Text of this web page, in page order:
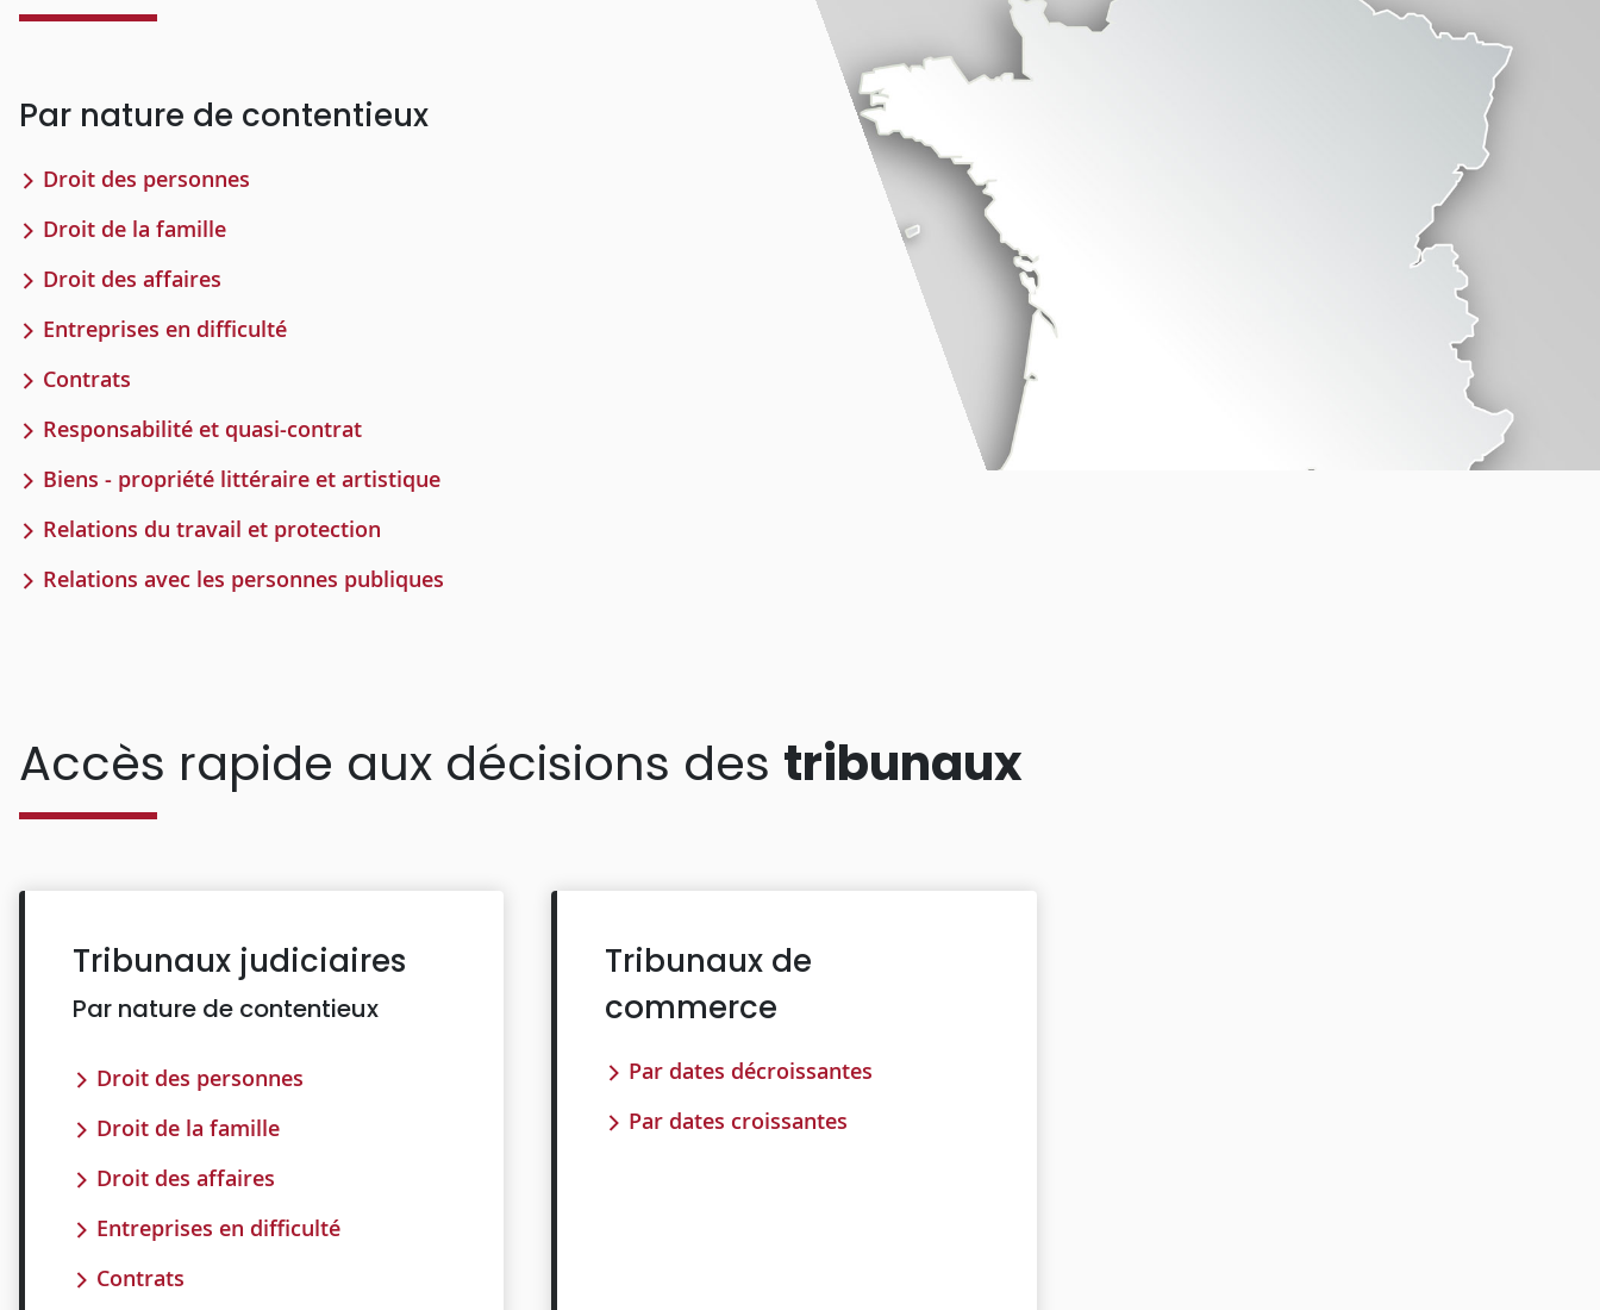
Par nature de contentieux
Droit des personnes
Droit de la famille
Droit des affaires
Entreprises en difficulté
Contrats
Responsabilité et quasi-contrat
Biens - propriété littéraire et artistique
Relations du travail et protection
Relations avec les personnes publiques
Accès rapide aux décisions des tribunaux
Tribunaux judiciaires
Par nature de contentieux
Droit des personnes
Droit de la famille
Droit des affaires
Entreprises en difficulté
Contrats
Tribunaux de
commerce
Par dates décroissantes
Par dates croissantes